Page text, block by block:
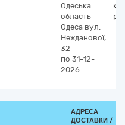
Одеська
область
Одеса вул.
Нежданової,
32
по 31-12-
2026
АДРЕСА
ДОСТАВКИ /